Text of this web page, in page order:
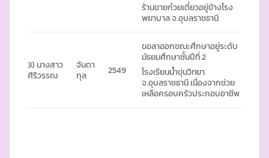
ร้านขายก๋วยเตี๋ยวอยู่ข้างโรง
พยาบาล จ.อุบลราชธานี
3) นางสาว
ศิริวรรณ
จันดา
กุล
2549
ขอลาออกขณะศึกษาอยู่ระดับ
มัธยมศึกษาชั้นปีที่ 2
โรงเรียนน้ำขุ่นวิทยา
จ.อุบลราชธานี เนื่องจากช่วย
เหลือครอบครัวประกอบอาชีพ